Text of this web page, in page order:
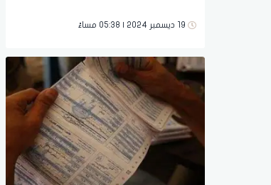
19 ديسمبر 2024 | 05:38 مساءً